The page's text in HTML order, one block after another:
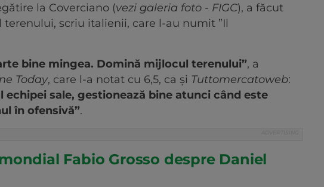
la Coverciano (vezi galeria foto - FIGC), a făcut
terenului, scriu italienii, care l-au numit ”Il
bine mingea. Domină mijlocul terenului”, a
Today, care l-a notat cu 6,5, ca și Tuttomercatoweb:
sale, gestionează bine atunci când este
în ofensivă”.
Fabio Grosso despre Daniel